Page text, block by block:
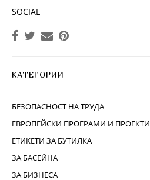
SOCIAL
КАТЕГОРИИ
БЕЗОПАСНОСТ НА ТРУДА
ЕВРОПЕЙСКИ ПРОГРАМИ И ПРОЕКТИ
ЕТИКЕТИ ЗА БУТИЛКА
ЗА БАСЕЙНА
ЗА БИЗНЕСА